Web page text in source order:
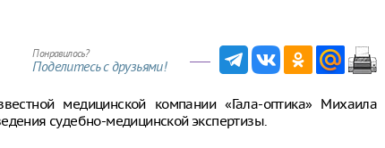
Понравилось?
Поделитесь с друзьями!
медицинской компании «Гала-оптика» Михаила
судебно-медицинской экспертизы.